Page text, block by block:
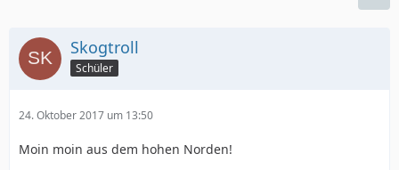
Skogtroll
Schüler
24. Oktober 2017 um 13:50
Moin moin aus dem hohen Norden!